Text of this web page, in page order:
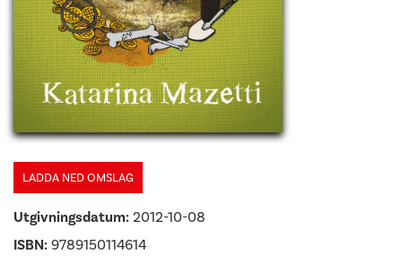
LADDA NED OMSLAG
Utgivningsdatum: 2012-10-08
ISBN: 9789150114614